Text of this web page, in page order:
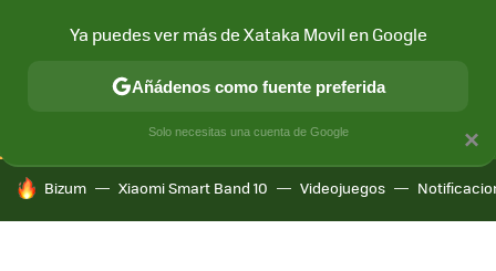
CONECTIVIDAD MÓVIL Y SOCIEDAD APLICACIONES
HOY SE HABLA DE
Bizum Xiaomi Smart Band 10 Videojuegos
×
Ya puedes ver más de Xataka Movil en Google
Añádenos como fuente preferida
Solo necesitas una cuenta de Google